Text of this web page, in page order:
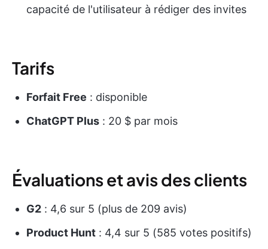
capacité de l'utilisateur à rédiger des invites
Tarifs
Forfait Free : disponible
ChatGPT Plus : 20 $ par mois
Évaluations et avis des clients
G2 : 4,6 sur 5 (plus de 209 avis)
Product Hunt : 4,4 sur 5 (585 votes positifs)